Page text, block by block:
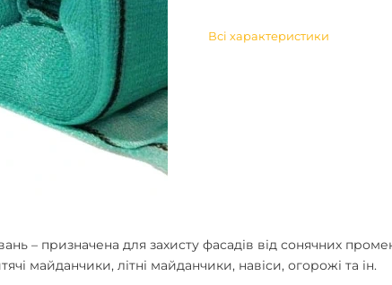
Всі характеристики
– призначена для захисту фасадів від сонячних
майданчики, літні майданчики, навіси, огорожі та ін.